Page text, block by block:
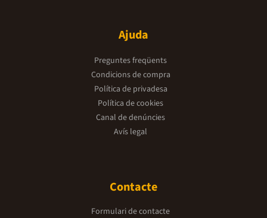
Ajuda
Preguntes freqüents
Condicions de compra
Política de privadesa
Política de cookies
Canal de denúncies
Avís legal
Contacte
Formulari de contacte